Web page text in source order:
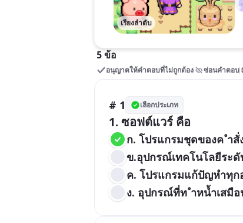
เรียงลำดับ
5 ข้อ
อนุญาตให้คำตอบที่ไม่ถูกต้อง ซ่อนคำตอบ
# 1 เลือกประเภท
1. ซอฟต์แวร์ คือ
ก. โปรแกรมชุดของค ำ
ข.อุปกรณ์เทคโนโลยีระดั
ค. โปรแกรมแก้ปัญหำทุก
ง. อุปกรณ์ที่ท ำหน้ำเสมื